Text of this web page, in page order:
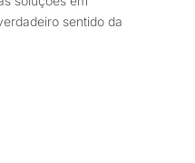
sentido da